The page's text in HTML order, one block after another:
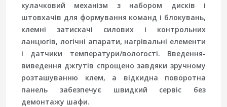
кулачковий механізм з набором дисків і
штовхачів для формування команд і блокувань,
клемні затискачі силових і контрольних
ланцюгів, логічні апарати, нагрівальні елементи
і датчики температури/вологості. Введення-
виведення джгутів спрощено завдяки зручному
розташуванню клем, а відкидна поворотна
панель забезпечує швидкий сервіс без
демонтажу шафи.